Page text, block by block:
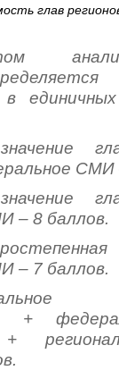
глав
СМИ
– 8 баллов.
– 7 баллов.
+
+